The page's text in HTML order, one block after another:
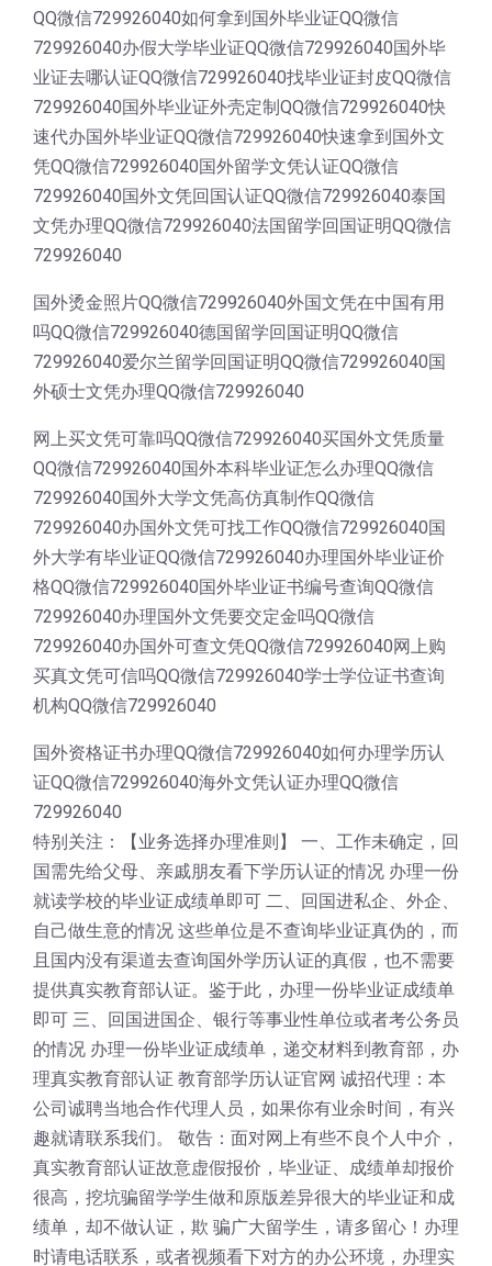
QQ微信729926040如何拿到国外毕业证QQ微信
729926040办假大学毕业证QQ微信729926040国外毕
业证去哪认证QQ微信729926040找毕业证封皮QQ微信
729926040国外毕业证外壳定制QQ微信729926040快
速代办国外毕业证QQ微信729926040快速拿到国外文
凭QQ微信729926040国外留学文凭认证QQ微信
729926040国外文凭回国认证QQ微信729926040泰国
文凭办理QQ微信729926040法国留学回国证明QQ微信
729926040
国外烫金照片QQ微信729926040外国文凭在中国有用
吗QQ微信729926040德国留学回国证明QQ微信
729926040爱尔兰留学回国证明QQ微信729926040国
外硕士文凭办理QQ微信729926040
网上买文凭可靠吗QQ微信729926040买国外文凭质量
QQ微信729926040国外本科毕业证怎么办理QQ微信
729926040国外大学文凭高仿真制作QQ微信
729926040办国外文凭可找工作QQ微信729926040国
外大学有毕业证QQ微信729926040办理国外毕业证价
格QQ微信729926040国外毕业证书编号查询QQ微信
729926040办理国外文凭要交定金吗QQ微信
729926040办国外可查文凭QQ微信729926040网上购
买真文凭可信吗QQ微信729926040学士学位证书查询
机构QQ微信729926040
国外资格证书办理QQ微信729926040如何办理学历认
证QQ微信729926040海外文凭认证办理QQ微信
729926040
特别关注：【业务选择办理准则】 一、工作未确定，回
国需先给父母、亲戚朋友看下学历认证的情况 办理一份
就读学校的毕业证成绩单即可 二、回国进私企、外企、
自己做生意的情况 这些单位是不查询毕业证真伪的，而
且国内没有渠道去查询国外学历认证的真假，也不需要
提供真实教育部认证。鉴于此，办理一份毕业证成绩单
即可 三、回国进国企、银行等事业性单位或者考公务员
的情况 办理一份毕业证成绩单，递交材料到教育部，办
理真实教育部认证 教育部学历认证官网 诚招代理：本
公司诚聘当地合作代理人员，如果你有业余时间，有兴
趣就请联系我们。 敬告：面对网上有些不良个人中介，
真实教育部认证故意虚假报价，毕业证、成绩单却报价
很高，挖坑骗留学学生做和原版差异很大的毕业证和成
绩单，却不做认证，欺 骗广大留学生，请多留心！办理
时请电话联系，或者视频看下对方的办公环境，办理实